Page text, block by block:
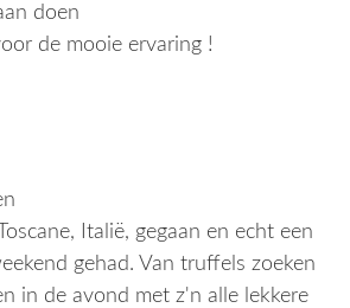
doen
de mooie ervaring !
Italië, gegaan en echt een
gehad. Van truffels zoeken
in de avond met z'n alle lekkere